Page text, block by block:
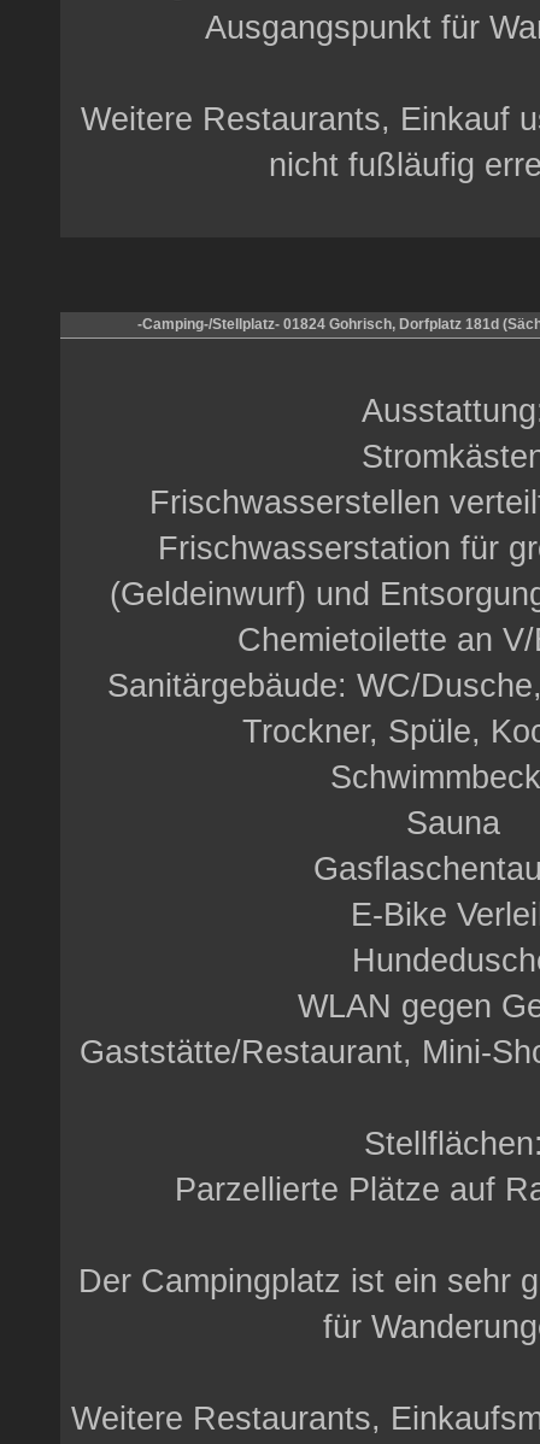
Ausgangspunkt für
Weitere Restaurants, Einkauf
nicht fußläufig
-Camping-/Stellplatz- 01824 Gohrisch, Dorfplatz 181d
Frischwasserstellen
Frischwasserstation für
(Geldeinwurf) und
Chemietoilette an
Sanitärgebäude: WC/
Trockner, Spüle,
Sauna
E-Bike
WLAN gegen
Gaststätte/Restaurant, Mini-
Parzellierte Plätze auf
Der Campingplatz ist ein sehr
für
Weitere Restaurants,